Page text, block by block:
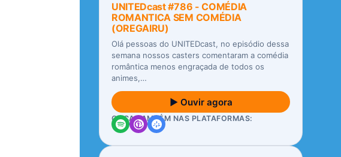
UNITEDcast #786 - COMÉDIA
ROMANTICA SEM COMÉDIA
(OREGAIRU)
Olá pessoas do UNITEDcast, no episódio dessa
semana nossos casters comentaram a comédia
romântica menos engraçada de todos os
animes,…
▶ Ouvir agora
OUÇA TAMBÉM NAS PLATAFORMAS: